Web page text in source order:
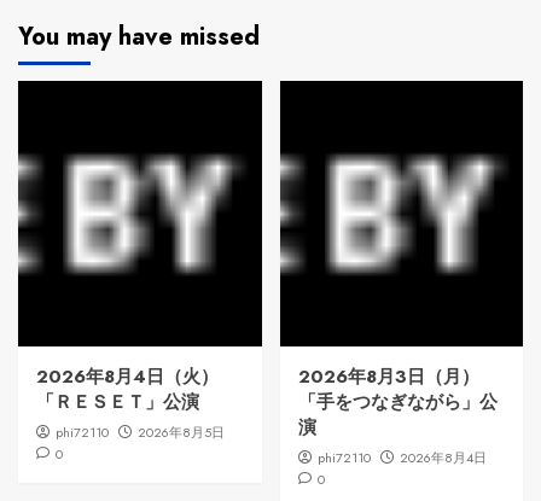
You may have missed
2026年8月4日（火）
「ＲＥＳＥＴ」公演
phi72110
2026年8月5日
0
2026年8月3日（月）
「手をつなぎながら」公
演
phi72110
2026年8月4日
0